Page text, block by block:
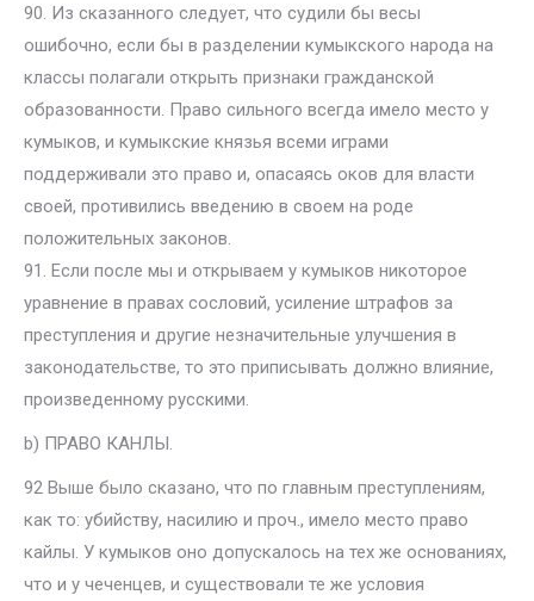
90. Из сказанного следует, что судили бы весы
ошибочно, если бы в разделении кумыкского народа на
классы полагали открыть признаки гражданской
образованности. Право сильного всегда имело место у
кумыков, и кумыкские князья всеми играми
поддерживали это право и, опасаясь оков для власти
своей, противились введению в своем на роде
положительных законов.
91. Если после мы и открываем у кумыков никоторое
уравнение в правах сословий, усиление штрафов за
преступления и другие незначительные улучшения в
законодательстве, то это приписывать должно влияние,
произведенному русскими.
b) ПРАВО КАНЛЫ.
92 Выше было сказано, что по главным преступлениям,
как то: убийству, насилию и проч., имело место право
кайлы. У кумыков оно допускалось на тех же основаниях,
что и у чеченцев, и существовали те же условия